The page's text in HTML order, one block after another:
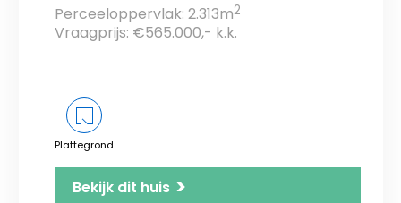
Perceeloppervlak: 2.313m2
Vraagprijs: €565.000,- k.k.
Plattegrond
Bekijk dit huis >